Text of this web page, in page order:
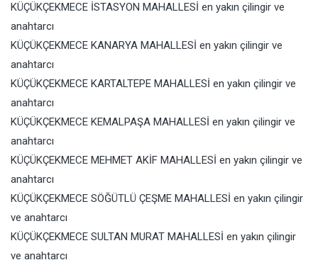
KÜÇÜKÇEKMECE İSTASYON MAHALLESİ en yakın çilingir ve
anahtarcı
KÜÇÜKÇEKMECE KANARYA MAHALLESİ en yakın çilingir ve
anahtarcı
KÜÇÜKÇEKMECE KARTALTEPE MAHALLESİ en yakın çilingir ve
anahtarcı
KÜÇÜKÇEKMECE KEMALPAŞA MAHALLESİ en yakın çilingir ve
anahtarcı
KÜÇÜKÇEKMECE MEHMET AKİF MAHALLESİ en yakın çilingir ve
anahtarcı
KÜÇÜKÇEKMECE SÖĞÜTLÜ ÇEŞME MAHALLESİ en yakın çilingir
ve anahtarcı
KÜÇÜKÇEKMECE SULTAN MURAT MAHALLESİ en yakın çilingir
ve anahtarcı